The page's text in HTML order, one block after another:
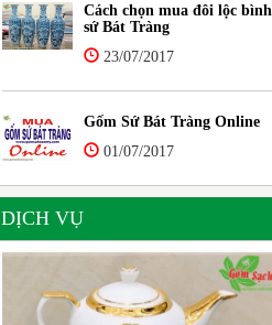
Cách chọn mua đôi lộc bình
sứ Bát Tràng
23/07/2017
Gốm Sứ Bát Tràng Online
01/07/2017
DỊCH VỤ